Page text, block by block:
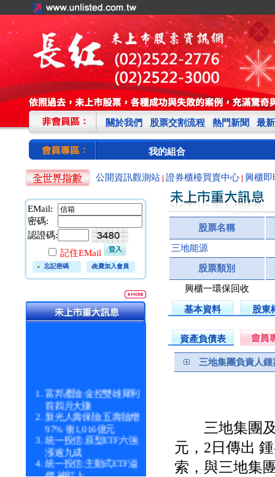
關於我們 股票交割流程 熱門新聞 最
我的組合
公開資訊觀測站 證券櫃檯買賣中心 興櫃即
EMail:
密碼:
認證碼:
記住EMail
忘記密碼 免費加入會員
富邦產險:金控雙雄犀利
前四月大賺
新光人壽保險:五壽險增
97% 衝1,016億元
統一投信:原型ETF六強
漲逾九成
統一投信:主動式ETF溢
價 被盯上
股票名稱
三地能源
股票類別
興櫃一環保回收
基本資料 股東
資產負債表
三地集團負責人
三地集團及
元，2日傳出
索，與三地集